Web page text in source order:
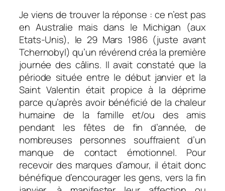
Je viens de trouver la réponse : ce n’est pas
en Australie mais dans le Michigan (aux
Etats-Unis), le 29 Mars 1986 (juste avant
Tchernobyl) qu’un révérend créa la première
journée des câlins. Il avait constaté que la
période située entre le début janvier et la
Saint Valentin était propice à la déprime
parce qu’après avoir bénéficié de la chaleur
humaine de la famille et/ou des amis
pendant les fêtes de fin d’année, de
nombreuses personnes souffraient d’un
manque de contact émotionnel. Pour
recevoir des marques d’amour, il était donc
bénéfique d’encourager les gens, vers la fin